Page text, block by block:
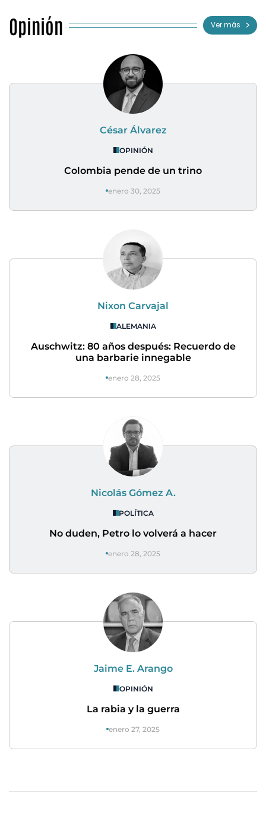
Opinión Ver más
César Álvarez
OPINIÓN
Colombia pende de un trino
enero 30, 2025
Nixon Carvajal
ALEMANIA
Auschwitz: 80 años después: Recuerdo de
una barbarie innegable
enero 28, 2025
Nicolás Gómez A.
POLÍTICA
No duden, Petro lo volverá a hacer
enero 28, 2025
Jaime E. Arango
OPINIÓN
La rabia y la guerra
enero 27, 2025